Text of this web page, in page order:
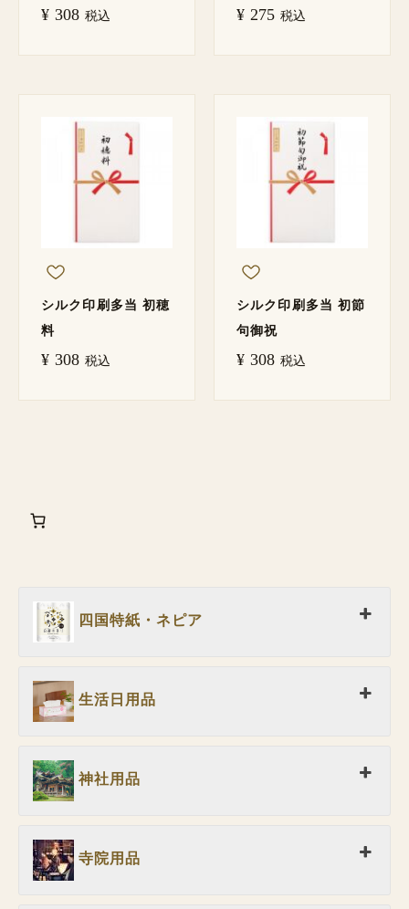
四国特紙・ネピア
生活日用品
神社用品
寺院用品
¥ 308 税込 ¥ 275 税込
シルク印刷多当 初穂
料
¥ 308 税込
シルク印刷多当 初節
句御祝
¥ 308 税込